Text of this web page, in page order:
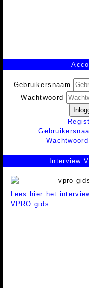
Gebruikersnaam
Wachtwoord
Interview
Lees hier het
VPRO gids.